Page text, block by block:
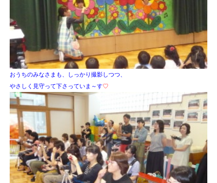
おうちのみなさまも、しっかり撮影しつつ、
やさしく見守って下さっていま～す♡